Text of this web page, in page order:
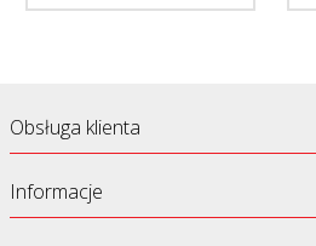
Obsługa klienta
Informacje